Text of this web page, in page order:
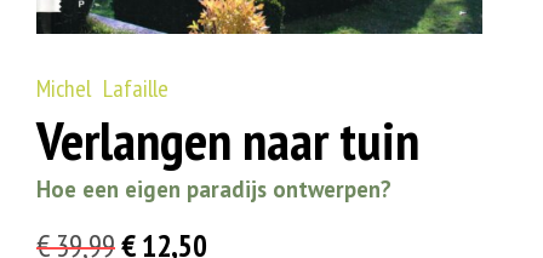
Michel Lafaille
Verlangen naar tuin
Hoe een eigen paradijs ontwerpen?
€39,99Oorspronkelijke
€12,50